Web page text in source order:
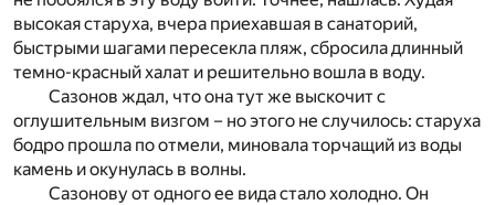
высокая старуха, вчера приехавшая в санаторий,
быстрыми шагами пересекла пляж, сбросила длинный
темно-красный халат и решительно вошла в воду.
Сазонов ждал, что она тут же выскочит с
оглушительным визгом – но этого не случилось: старуха
бодро прошла по отмели, миновала торчащий из воды
камень и окунулась в волны.
Сазонову от одного ее вида стало холодно. Он